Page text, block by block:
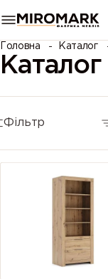
Головна Каталог
Каталог
Фільтр